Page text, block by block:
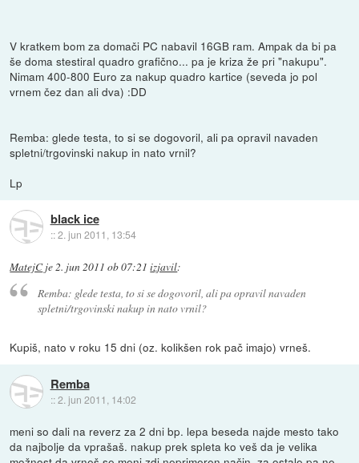
V kratkem bom za domači PC nabavil 16GB ram. Ampak da bi pa
še doma stestiral quadro grafično... pa je kriza že pri "nakupu".
Nimam 400-800 Euro za nakup quadro kartice (seveda jo pol
vrnem čez dan ali dva) :DD
Remba: glede testa, to si se dogovoril, ali pa opravil navaden
spletni/trgovinski nakup in nato vrnil?
Lp
black ice
::2. jun 2011, 13:54
MatejCje2. jun 2011 ob 07:21 izjavil:
Remba: glede testa, to si se dogovoril, ali pa opravil navaden
spletni/trgovinski nakup in nato vrnil?
Kupiš, nato v roku 15 dni (oz. kolikšen rok pač imajo) vrneš.
Remba
::2. jun 2011, 14:02
meni so dali na reverz za 2 dni bp. lepa beseda najde mesto tako
da najbolje da vprašaš. nakup prek spleta ko veš da je velika